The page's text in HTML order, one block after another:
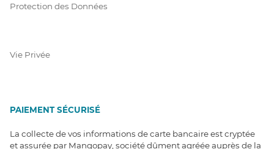
Protection des Données
Vie Privée
PAIEMENT SÉCURISÉ
La collecte de vos informations de carte bancaire est cryptée
et assurée par Mangopay, société dûment agréée auprès de la